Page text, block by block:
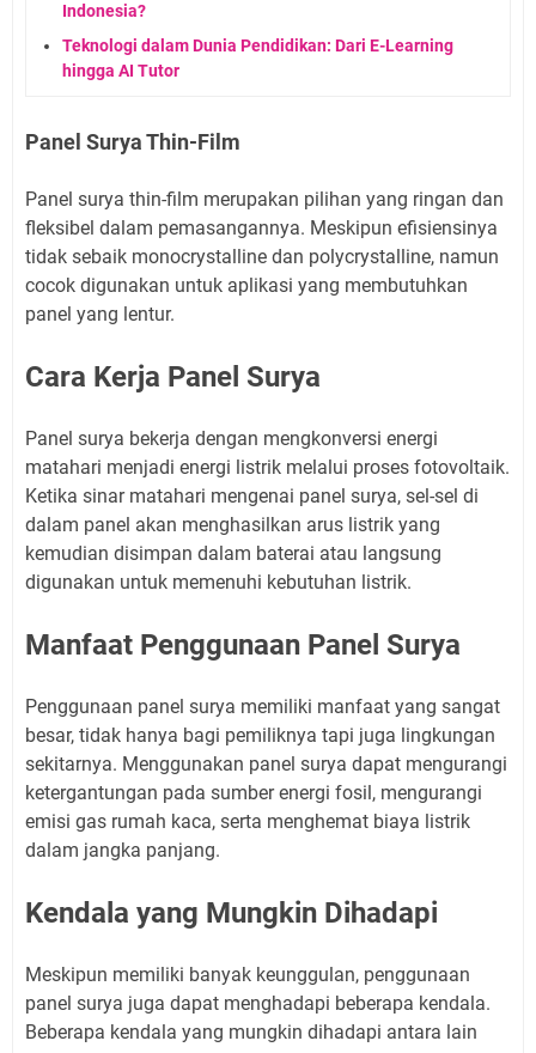
Indonesia?
Teknologi dalam Dunia Pendidikan: Dari E-Learning
hingga AI Tutor
Panel Surya Thin-Film
Panel surya thin-film merupakan pilihan yang ringan dan
fleksibel dalam pemasangannya. Meskipun efisiensinya
tidak sebaik monocrystalline dan polycrystalline, namun
cocok digunakan untuk aplikasi yang membutuhkan
panel yang lentur.
Cara Kerja Panel Surya
Panel surya bekerja dengan mengkonversi energi
matahari menjadi energi listrik melalui proses fotovoltaik.
Ketika sinar matahari mengenai panel surya, sel-sel di
dalam panel akan menghasilkan arus listrik yang
kemudian disimpan dalam baterai atau langsung
digunakan untuk memenuhi kebutuhan listrik.
Manfaat Penggunaan Panel Surya
Penggunaan panel surya memiliki manfaat yang sangat
besar, tidak hanya bagi pemiliknya tapi juga lingkungan
sekitarnya. Menggunakan panel surya dapat mengurangi
ketergantungan pada sumber energi fosil, mengurangi
emisi gas rumah kaca, serta menghemat biaya listrik
dalam jangka panjang.
Kendala yang Mungkin Dihadapi
Meskipun memiliki banyak keunggulan, penggunaan
panel surya juga dapat menghadapi beberapa kendala.
Beberapa kendala yang mungkin dihadapi antara lain